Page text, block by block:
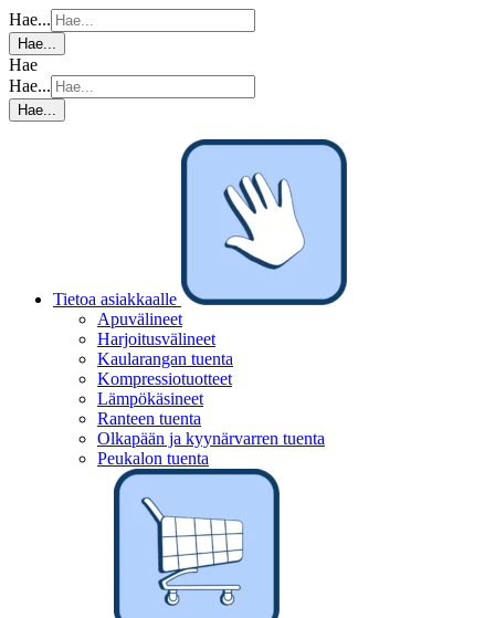
Hae...
Hae...
Hae
Hae...
Hae...
Tietoa asiakkaalle
Apuvälineet
Harjoitusvälineet
Kaularangan tuenta
Kompressiotuotteet
Lämpökäsineet
Ranteen tuenta
Olkapään ja kyynärvarren tuenta
Peukalon tuenta